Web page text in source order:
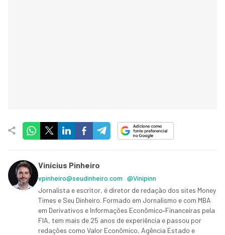
Vinícius Pinheiro
vpinheiro@seudinheiro.com @Vinipinn
Jornalista e escritor, é diretor de redação dos sites Money
Times e Seu Dinheiro. Formado em Jornalismo e com MBA
em Derivativos e Informações Econômico‑Financeiras pela
FIA, tem mais de 25 anos de experiência e passou por
redações como Valor Econômico, Agência Estado e